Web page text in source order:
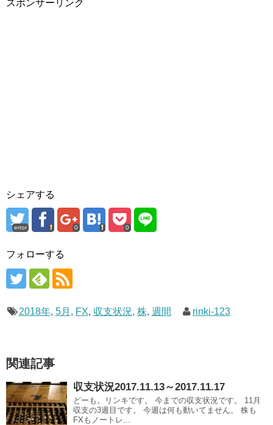
スポンサーリンク
シェアする
error 0 0
フォローする
2018年, 5月 , FX, 収支状況, 株, 週間 rinki-123
関連記事
収支状況2017.11.13～2017.11.17
どーも。リンキです。 今までの収支状況です。 11月
収支の3週目です。 今週は何も動いてません。 株も
FXもノートレ...